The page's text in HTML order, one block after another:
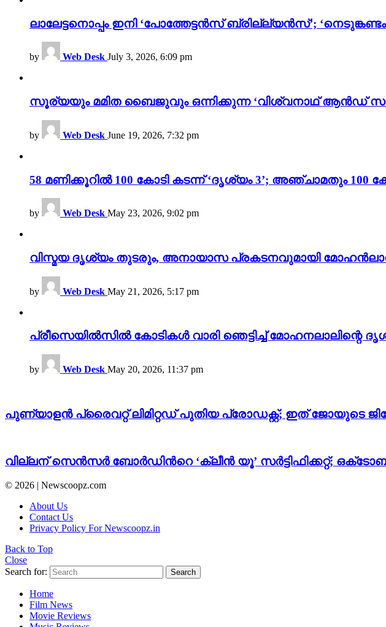
ലാലേട്ടനൊപ്പം ഇനി ‘പോത്തേട്ടൻസ് ബ്രില്ല്യൻസ്’; ‘നെടുങ്കണ്ടം
by Web Desk July 3, 2026, 6:09 pm
സൂര്യയും മമിത ബൈജുവും ഒന്നിക്കുന്ന ‘വിശ്വനാഥ് ആൻഡ്
by Web Desk June 19, 2026, 7:32 pm
58 മണിക്കൂറിൽ 100 കോടി കടന്ന് ‘ദൃശ്യം 3’; അഞ്ചാമതും
by Web Desk May 23, 2026, 9:02 pm
വിസ്മയ ദൃശ്യം തുടരും, അനായാസ പ്രകടനവുമായി
by Web Desk May 21, 2026, 5:17 pm
പ്രീസെയിൽസിൽ കോടികൾ വാരി ഞെട്ടിച്ച്
by Web Desk May 20, 2026, 11:37 pm
പുണ്യാളൻ പ്രൈവറ്റ് ലിമിറ്റഡ് പുതിയ പ്രോഡക്റ്റ്; ഇത് ജോയുടെ
വില്ലന് സെൻസർ ബോർഡിന്‍റെ ‘ക്ലീൻ യൂ’ സർട്ടിഫിക്കറ്റ്;
© 2026 | Newscoopz.com
About Us
Contact Us
Privacy Policy For Newscoopz.in
Back to Top
Close
Search for:
Search
Home
Film News
Movie Reviews